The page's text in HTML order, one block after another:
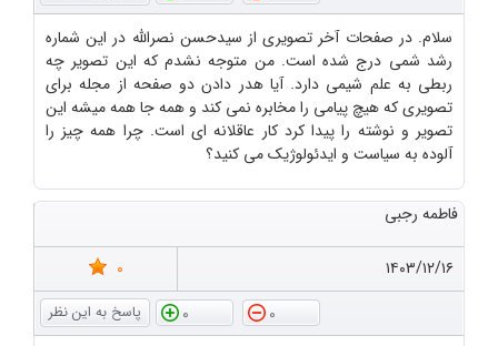
سلام. در صفحات آخر تصویری از سیدحسن نصرالله در این شماره
رشد شمی درج شده است. من متوجه نشدم که این تصویر چه
ربطی به علم شیمی دارد. آیا هدر دادن دو صفحه از مجله برای
تصویری که هیچ پیامی را مخابره نمی کند و همه جا همه میشه این
تصویر و نوشته را پیدا کرد کار عاقلانه ای است. چرا همه چیز را
آلوده به سیاست و ایدئولوژیک می کنید؟
فاطمه رجبی
۱۴۰۳/۱۲/۱۶
0
0
0